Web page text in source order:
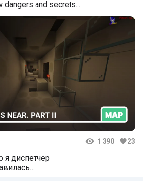
and secrets...
1 390 23
диспетчер